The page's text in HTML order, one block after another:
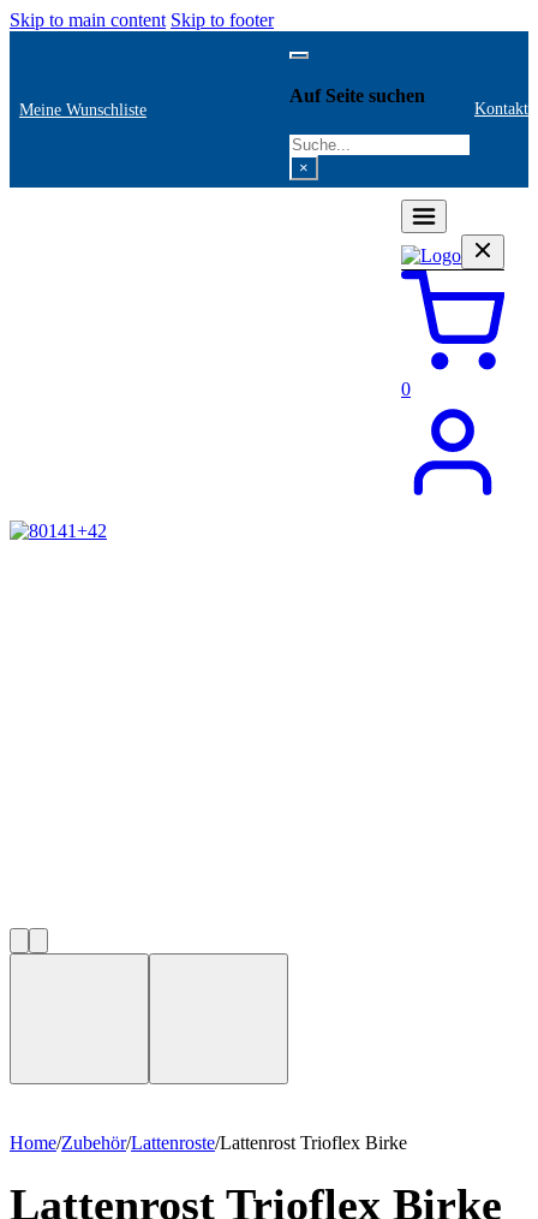
Skip to main content Skip to footer
Meine Wunschliste
Auf Seite suchen
Search
×
Kontakt
0
Home/Zubehör/Lattenroste/Lattenrost Trioflex Birke
Lattenrost Trioflex Birke